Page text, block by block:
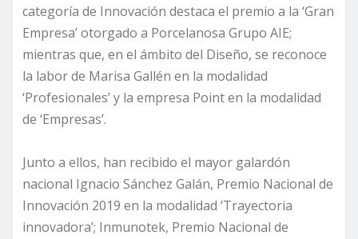
categoría de Innovación destaca el premio a la ‘Gran
Empresa’ otorgado a Porcelanosa Grupo AIE;
mientras que, en el ámbito del Diseño, se reconoce
la labor de Marisa Gallén en la modalidad
‘Profesionales’ y la empresa Point en la modalidad
de ‘Empresas’.
Junto a ellos, han recibido el mayor galardón
nacional Ignacio Sánchez Galán, Premio Nacional de
Innovación 2019 en la modalidad ‘Trayectoria
innovadora’; Inmunotek, Premio Nacional de